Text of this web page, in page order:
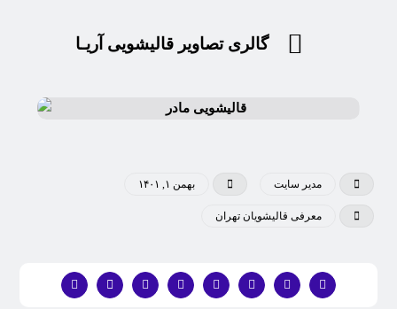
گالری تصاویر قالیشویی آریـا
مدیر سایت بهمن ۱, ۱۴۰۱
معرفی قالیشویان تهران